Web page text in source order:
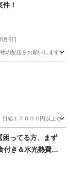
！
8月6日
の配送をお願いします
給１７０００円以上も
困ってる方、まず
付き＆水光熱費無
！